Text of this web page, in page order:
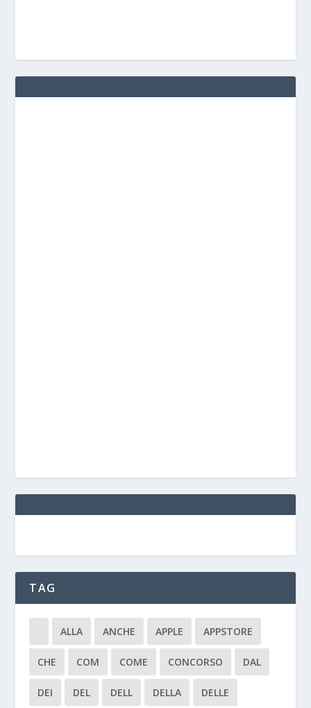
TAG
ALLA ANCHE APPLE APPSTORE
CHE COM COME CONCORSO DAL
DEI DEL DELL DELLA DELLE